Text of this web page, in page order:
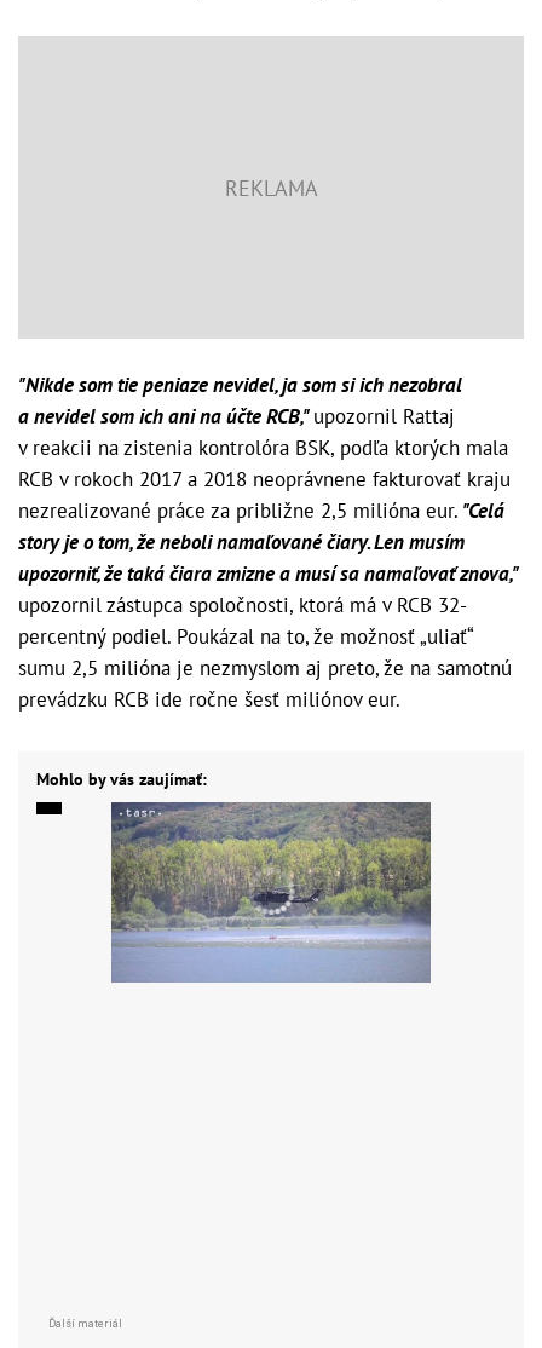
"Nikde som tie peniaze nevidel, ja som si ich nezobral
a nevidel som ich ani na účte RCB,"upozornil Rattaj
v reakcii na zistenia kontrolóra BSK, podľa ktorých mala
RCB v rokoch 2017 a 2018 neoprávnene fakturovať kraju
nezrealizované práce za približne 2,5 milióna eur. "Celá
story je o tom, že neboli namaľované čiary. Len musím
upozorniť, že taká čiara zmizne a musí sa namaľovať znova,"
upozornil zástupca spoločnosti, ktorá má v RCB 32-
percentný podiel. Poukázal na to, že možnosť „uliať“
sumu 2,5 milióna je nezmyslom aj preto, že na samotnú
prevádzku RCB ide ročne šesť miliónov eur.
Mohlo by vás zaujímať: